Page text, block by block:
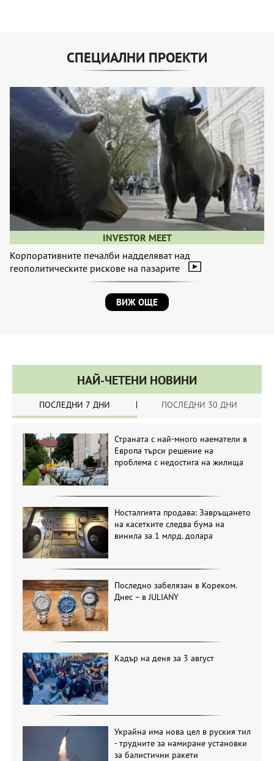
СПЕЦИАЛНИ ПРОЕКТИ
INVESTOR MEET
Корпоративните печалби надделяват над
геополитическите рискове на пазарите
ВИЖ ОЩЕ
НАЙ-ЧЕТЕНИ НОВИНИ
ПОСЛЕДНИ 7 ДНИ ПОСЛЕДНИ 30 ДНИ
Страната с най-много наематели в
Европа търси решение на
проблема с недостига на жилища
Носталгията продава: Завръщането
на касетките следва бума на
винила за 1 млрд. долара
Последно забелязан в Кореком.
Днес – в JULIANY
Кадър на деня за 3 август
Украйна има нова цел в руския тил
- трудните за намиране установки
за балистични ракети